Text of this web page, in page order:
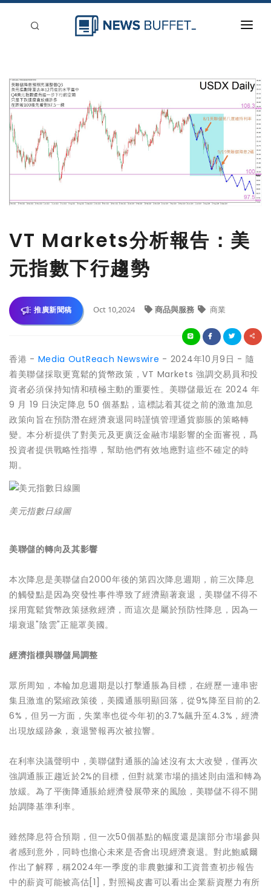
新聞稿分類
登入
刊登
VT Markets分析報告：美
元指數下行趨勢
推廣新聞稿 Oct 10,2024 商品與服務 商業
香港 - Media OutReach Newswire - 2024年10月9日 - 隨
着美聯儲採取更寬鬆的貨幣政策，VT Markets 強調交易員和投
資者必須保持知情和積極主動的重要性。美聯儲最近在 2024 年
9 月 19 日決定降息 50 個基點，這標誌着其從之前的激進加息
政策向旨在預防潛在經濟衰退同時謹慎管理通貨膨脹的策略轉
變。本分析提供了對美元及更廣泛金融市場影響的全面審視，爲
投資者提供戰略性指導，幫助他們有效地應對這些不確定的時
期。
美元指數日線圖
美聯儲的轉向及其影響
本次降息是美聯儲自2000年後的第四次降息週期，前三次降息
的觸發點是因為突發性事件導致了經濟顯著衰退，美聯儲不得不
採用寬鬆貨幣政策拯救經濟，而這次是屬於預防性降息，因為一
場衰退"陰雲"正籠罩美國。
經濟指標與聯儲局調整
眾所周知，本輪加息週期是以打擊通脹為目標，在經歷一連串密
集且激進的緊縮政策後，美國通脹明顯回落，從9%降至目前的2.
6%，但另一方面，失業率也從今年初的3.7%飆升至4.3%，經濟
出現放緩跡象，衰退警報再次被拉響。
在利率決議聲明中，美聯儲對通脹的論述沒有太大改變，僅再次
強調通脹正趨近於2%的目標，但對就業市場的描述則由溫和轉為
放緩。為了平衡降通脹給經濟發展帶來的風險，美聯儲不得不開
始調降基準利率。
雖然降息符合預期，但一次50個基點的幅度還是讓部分市場參與
者感到意外，同時也擔心未來是否會出現經濟衰退。對此鮑威爾
作出了解釋，稱2024年一季度的非農數據和工資普查初步報告
中的薪資可能被高估[1]，對照褐皮書可以看出企業薪資壓力有所